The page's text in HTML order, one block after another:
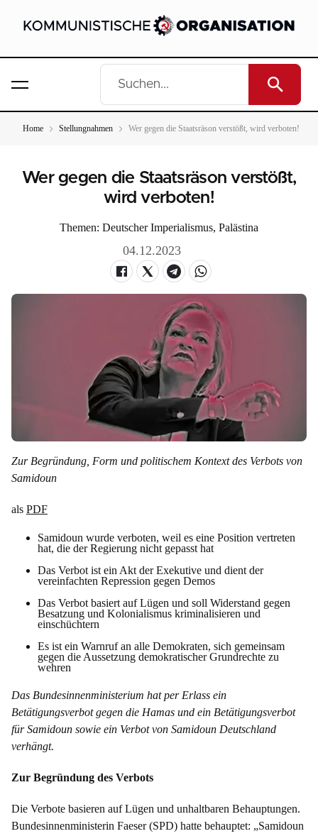
Home Stellungnahmen Wer gegen die Staatsräson verstößt, wird verboten!
Wer gegen die Staatsräson verstößt,
wird verboten!
Themen: Deutscher Imperialismus, Palästina
04.12.2023
Zur Begründung, Form und politischem Kontext des Verbots von
Samidoun
als PDF
Samidoun wurde verboten, weil es eine Position vertreten
hat, die der Regierung nicht gepasst hat
Das Verbot ist ein Akt der Exekutive und dient der
vereinfachten Repression gegen Demos
Das Verbot basiert auf Lügen und soll Widerstand gegen
Besatzung und Kolonialismus kriminalisieren und
einschüchtern
Es ist ein Warnruf an alle Demokraten, sich gemeinsam
gegen die Aussetzung demokratischer Grundrechte zu
wehren
Das Bundesinnenministerium hat per Erlass ein
Betätigungsverbot gegen die Hamas und ein Betätigungsverbot
für Samidoun sowie ein Verbot von Samidoun Deutschland
verhängt.
Zur Begründung des Verbots
Die Verbote basieren auf Lügen und unhaltbaren Behauptungen.
Bundesinnenministerin Faeser (SPD) hatte behauptet: „Samidoun